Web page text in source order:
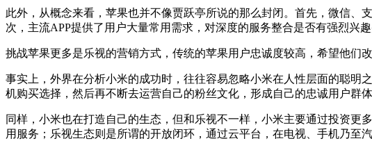
此外，从概念来看，苹果也并不像贾跃亭所说的那么封闭。首先，微信
次，主流APP提供了用户大量常用需求，对深度的服务整合是否有强烈兴趣
挑战苹果更多是乐视的营销方式，传统的苹果用户忠诚度较高，希望他们
事实上，外界在分析小米的成功时，往往容易忽略小米在人性层面的聪
机购买选择，然后再不断去运营自己的粉丝文化，形成自己的忠诚用户群体
同样，小米也在打造自己的生态，但和乐视不一样，小米主要通过投资
用服务；乐视生态则是所谓的开放闭环，通过云平台，在电视、手机乃